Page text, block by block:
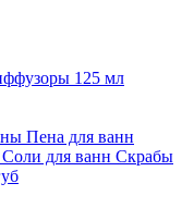
125 мл
Пена для ванн
Соли для ванн Скрабы